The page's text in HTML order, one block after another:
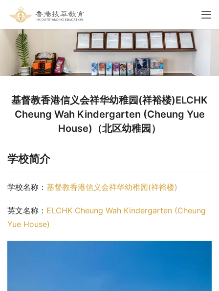
基督教香港信义会祥华幼稚园(祥裕楼)ELCHK
Cheung Wah Kindergarten (Cheung Yue
House)（北区幼稚园）
学校简介
学校名称： 基督教香港信义会祥华幼稚园(祥裕楼)
英文名称： ELCHK Cheung Wah Kindergarten (Cheung
Yue House)